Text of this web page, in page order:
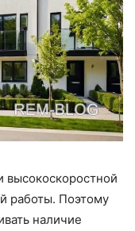
высокоскоростной
работы. Поэтому
наличие